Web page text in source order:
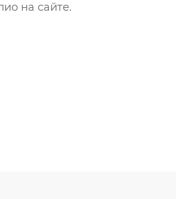
на сайте.